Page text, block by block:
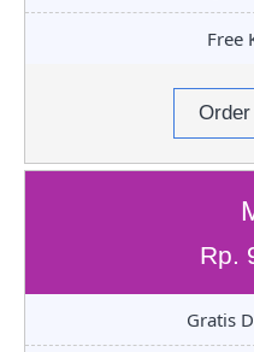
Free
Rp.
Gratis